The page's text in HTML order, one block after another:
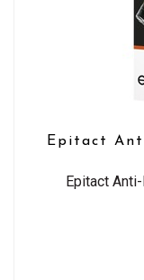
Epitact
Epitact